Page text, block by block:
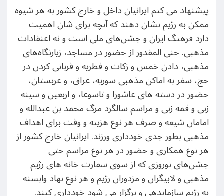
پیشنهاد می کنم ایرانیان داخل و خارج کشور به هر شیوه
ممکن به رژیم نشان دهند که آنچه برای شان اهمیت
دارد فرهنگ ایران و جشن‌های ملی است و نه اعتقادات
مذهبی. حتی المقدور از حضور در مساجد، زیارتگاه‌های
مذهبی، دادن خمس و زکات و فطریه و قربانی کردن در
حج، سفر به اماکن مذهبی سوریه، عراق، و عربستان،
حضور در دسته های عاشورا و تاسوعا، و اربعین و سینه
زنی و قمه زنی و مراسم سالگرد مرگ محمد بن عبدالله و
امامان شیعه و صرف هر نوع هزینه و وقت برای اهداف
مذهبی بطور جدی خودداری ورزند. ایرانیان خارج کشور از
هر نوع همکاری و حضور در هر نوع مراسم حتی
جشن‌های نوروزی که از سوی سفارت خانه های رژیم
مذهبی و لابیگران و مزدوران رژیم و هر نوع نهاد وابسته
به رژیم سازماندهی و برگزار می شود خودداری کنند.